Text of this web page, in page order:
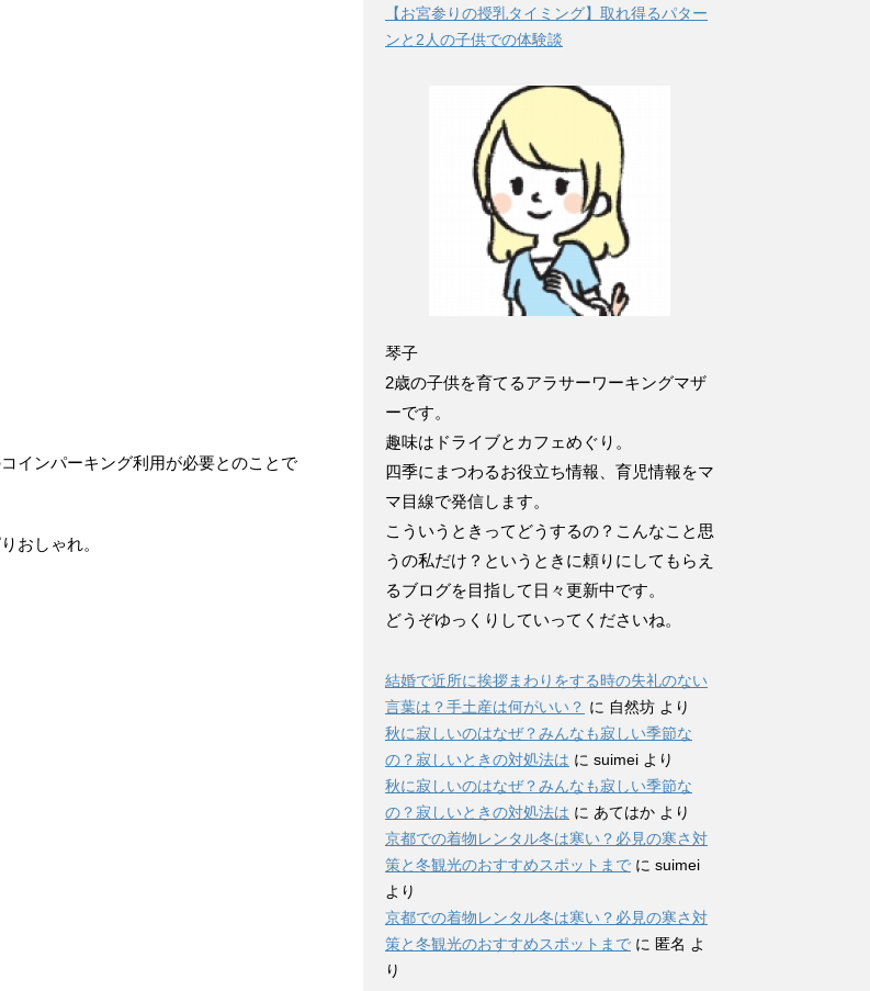
インパーキング利用が必要とのことで
おしゃれ。
【お宮参りの授乳タイミング】取れ得るパター
ンと2人の子供での体験談
琴子
2歳の子供を育てるアラサーワーキングマザ
ーです。
趣味はドライブとカフェめぐり。
四季にまつわるお役立ち情報、育児情報をマ
マ目線で発信します。
こういうときってどうするの？こんなこと思
うの私だけ？というときに頼りにしてもらえ
るブログを目指して日々更新中です。
どうぞゆっくりしていってくださいね。
結婚で近所に挨拶まわりをする時の失礼のない
言葉は？手土産は何がいい？ に 自然坊 より
秋に寂しいのはなぜ？みんなも寂しい季節な
の？寂しいときの対処法は に suimei より
秋に寂しいのはなぜ？みんなも寂しい季節な
の？寂しいときの対処法は に あてはか より
京都での着物レンタル冬は寒い？必見の寒さ対
策と冬観光のおすすめスポットまで に suimei
より
京都での着物レンタル冬は寒い？必見の寒さ対
策と冬観光のおすすめスポットまで に 匿名 よ
り